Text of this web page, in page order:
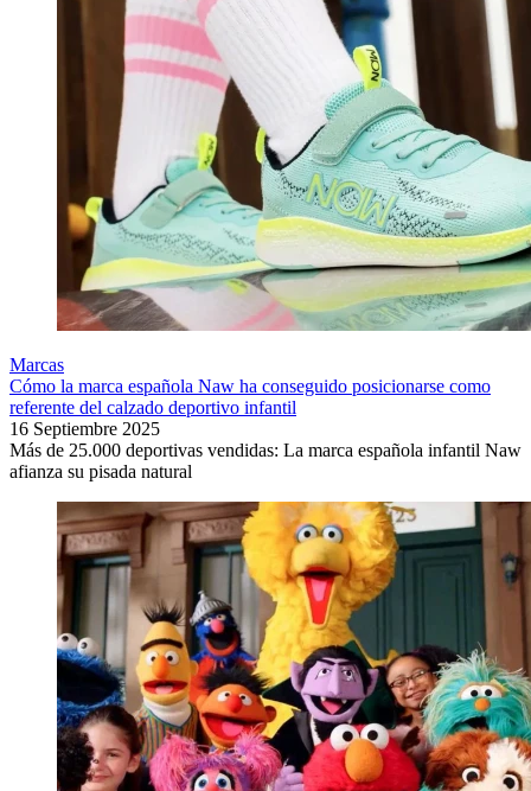
Marcas
Cómo la marca española Naw ha conseguido posicionarse como
referente del calzado deportivo infantil
16 Septiembre 2025
Más de 25.000 deportivas vendidas: La marca española infantil Naw
afianza su pisada natural